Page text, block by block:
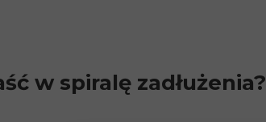
w spiralę zadłużenia?